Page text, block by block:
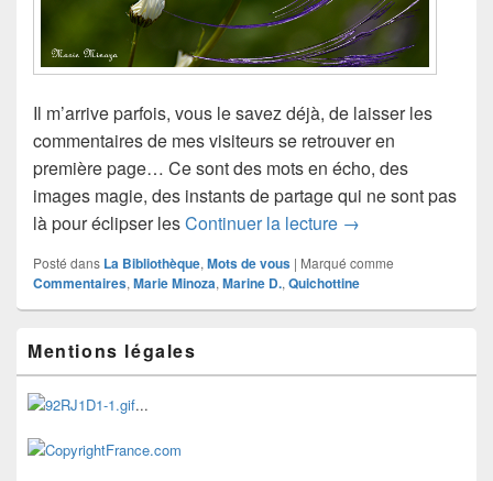
Il m’arrive parfois, vous le savez déjà, de laisser les
commentaires de mes visiteurs se retrouver en
première page… Ce sont des mots en écho, des
images magie, des instants de partage qui ne sont pas
là pour éclipser lesContinuer la lecture Mots en écho
→
Posté dans La Bibliothèque, Mots de vous | Marqué comme
Commentaires, Marie Minoza, Marine D., Quichottine
principale
de
widget
pour
barre
Mentions légales
...